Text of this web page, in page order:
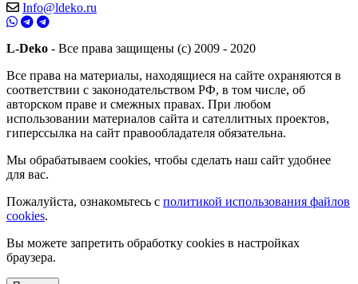
Info@ldeko.ru
L-Deko - Все права защищены (c) 2009 - 2020
Все права на материалы, находящиеся на сайте охраняются в
соответствии с законодательством РФ, в том числе, об
авторском праве и смежных правах. При любом
использовании материалов сайта и сателлитных проектов,
гиперссылка на сайт правообладателя обязательна.
Мы обрабатываем cookies, чтобы сделать наш сайт удобнее
для вас.
Пожалуйста, ознакомьтесь с политикой использования файлов
cookies.
Вы можете запретить обработку cookies в настройках
браузера.